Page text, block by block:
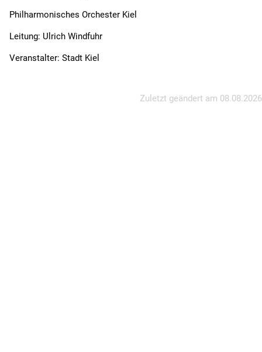
Philharmonisches Orchester Kiel
Leitung: Ulrich Windfuhr
Veranstalter: Stadt Kiel
Zuletzt geändert am 08.08.2026